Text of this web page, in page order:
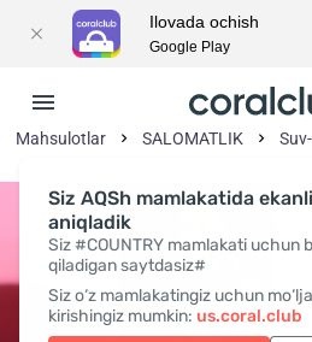
Siz AQSh mamlakatida
aniqladik
Siz #COUNTRY mamlakati uchun
qiladigan saytdasiz#
Siz o‘z mamlakatingiz uchun
kirishingiz mumkin: us.coral.club
Mahsulotlar SALOMATLIK
Ilovada ochish
Google Play